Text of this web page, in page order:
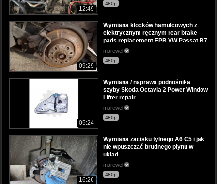
12:49
480p
09:29
Wymiana klocków hamulcowych z
elektrycznym ręcznym rear brake
pads replacement EPB VW Passat B7
marewel
480p
05:24
Wymiana / naprawa podnośnika
szyby Skoda Octavia 2 Power Window
Lifter repair.
marewel
480p
16:26
Wymiana zacisku tylnego A6 C5 i jak
nie wpuszczać brudnego płynu w
układ.
marewel
480p